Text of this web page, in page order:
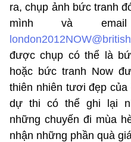
ra, chụp ảnh bức tranh
mình và
được chụp có thể là
hoặc bức tranh Now
thiên nhiên tươi đẹp
dự thi có thể ghi lại
những chuyến đi mùa
nhận những phần quà